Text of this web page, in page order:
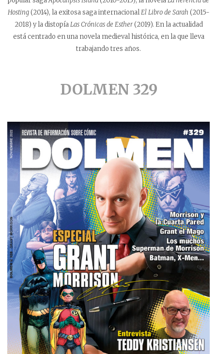
Hosting(2014), la exitosa saga internacionalEl Libro de Sarah (2015-
2018) y la distopíaLas Crónicas de Esther(2019). En la actualidad
está centrado en una novela medieval histórica, en la que lleva
trabajando tres años.
DOLMEN 329